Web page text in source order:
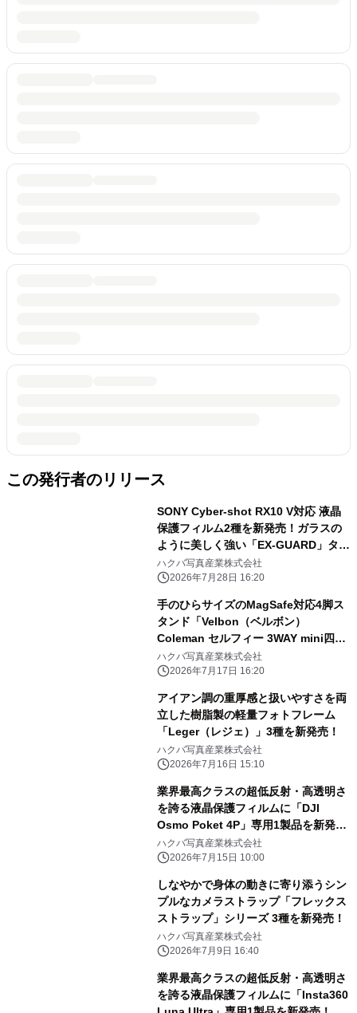
この発行者のリリース
SONY Cyber-shot RX10 V対応 液晶
保護フィルム2種を新発売！ガラスの
ように美しく強い「EX-GUARD」タイ
プと業界最高クラスの透明度を誇る
「III」タイプ
ハクバ写真産業株式会社
2026年7月28日 16:20
手のひらサイズのMagSafe対応4脚ス
タンド「Velbon（ベルボン）
Coleman セルフィー 3WAY mini四
脚」を新発売！
ハクバ写真産業株式会社
2026年7月17日 16:20
アイアン調の重厚感と扱いやすさを両
立した樹脂製の軽量フォトフレーム
「Leger（レジェ）」3種を新発売！
ハクバ写真産業株式会社
2026年7月16日 15:10
業界最高クラスの超低反射・高透明さ
を誇る液晶保護フィルムに「DJI
Osmo Poket 4P」専用1製品を新発
売！
ハクバ写真産業株式会社
2026年7月15日 10:00
しなやかで身体の動きに寄り添うシン
プルなカメラストラップ「フレックス
ストラップ」シリーズ 3種を新発売！
ハクバ写真産業株式会社
2026年7月9日 16:40
業界最高クラスの超低反射・高透明さ
を誇る液晶保護フィルムに「Insta360